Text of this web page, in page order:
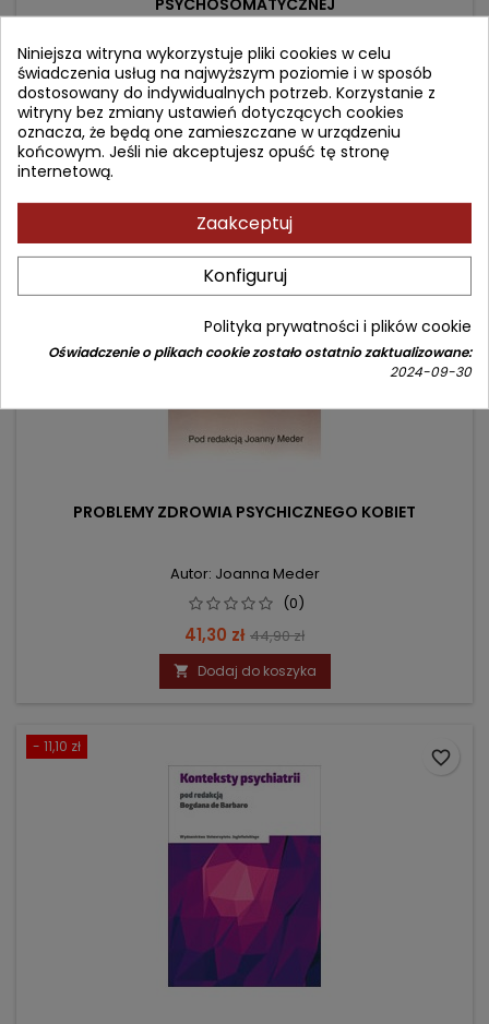
Autor: Harald J. Freyberger
(0)
Cena
209,90 złCena
podstawowa
249,00 zł
 Dodaj do koszyka
PROBLEMY ZDROWIA PSYCHICZNEGO KOBIET
Autor: Joanna Meder
(0)
Cena
41,30 zł Cena
podstawowa
44,90 zł
 Dodaj do koszyka
- 11,10 zł
favorite_border
Niniejsza witryna wykorzystuje pliki cookies w celu
świadczenia usług na najwyższym poziomie i w sposób
dostosowany do indywidualnych potrzeb. Korzystanie z
witryny bez zmiany ustawień dotyczących cookies
oznacza, że będą one zamieszczane w urządzeniu
końcowym. Jeśli nie akceptujesz opuść tę stronę
internetową.
Zaakceptuj
Konfiguruj
Polityka prywatności i plików cookie
Oświadczenie o plikach cookie zostało ostatnio zaktualizowane:
2024-09-30